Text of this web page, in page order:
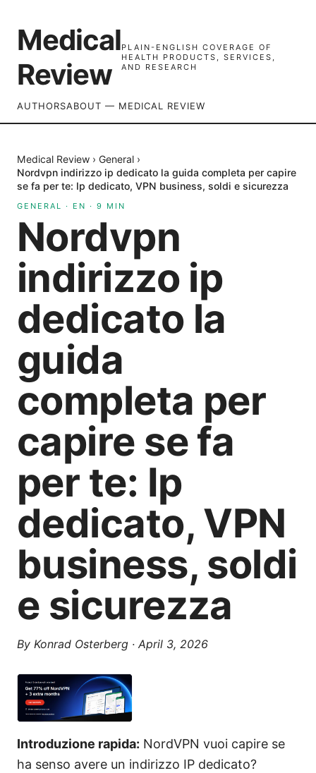
Medical
Review
PLAIN-ENGLISH COVERAGE OF
HEALTH PRODUCTS, SERVICES,
AND RESEARCH
AUTHORSABOUT — MEDICAL REVIEW
Medical Review › General ›
Nordvpn indirizzo ip dedicato la guida completa per capire
se fa per te: Ip dedicato, VPN business, soldi e sicurezza
GENERAL · EN · 9 MIN
Nordvpn
indirizzo ip
dedicato la
guida
completa per
capire se fa
per te: Ip
dedicato, VPN
business, soldi
e sicurezza
By Konrad Osterberg · April 3, 2026
Introduzione rapida: NordVPN vuoi capire se
ha senso avere un indirizzo IP dedicato?